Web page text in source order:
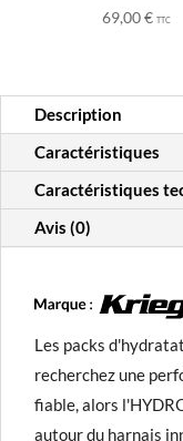
69,00€ TTC
Description
Caractéristiques
Caractéristiques
Avis (0)
Les packs
recherchez une
fiable, alors
autour du harnais